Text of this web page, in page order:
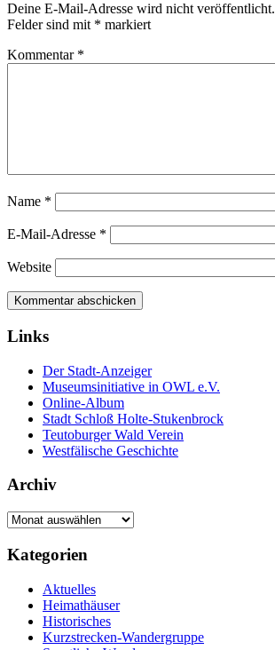
Deine E-Mail-Adresse wird nicht veröffentlicht.
Felder sind mit * markiert
Kommentar *
Name *
E-Mail-Adresse *
Website
Links
Der Stadt-Anzeiger
Museumsinitiative in OWL e.V.
Online-Album
Stadt Schloß Holte-Stukenbrock
Teutoburger Wald Verein
Westfälische Geschichte
Archiv
Archiv
Kategorien
Aktuelles
Heimathäuser
Historisches
Kurzstrecken-Wandergruppe